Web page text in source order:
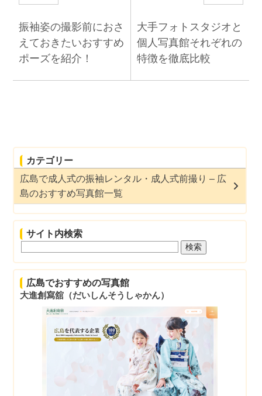
振袖姿の撮影前におさ
えておきたいおすすめ
ポーズを紹介！
大手フォトスタジオと
個人写真館それぞれの
特徴を徹底比較
カテゴリー
広島で成人式の振袖レンタル・成人式前撮り – 広
島のおすすめ写真館一覧
サイト内検索
広島でおすすめの写真館
大進創寫舘（だいしんそうしゃかん）